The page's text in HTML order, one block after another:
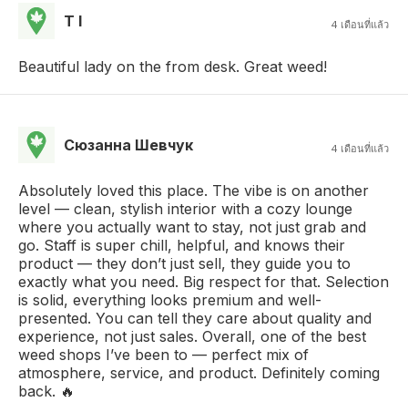
T I 4 เดือนที่แล้ว
Beautiful lady on the from desk. Great weed!
Сюзанна Шевчук 4 เดือนที่แล้ว
Absolutely loved this place. The vibe is on another
level — clean, stylish interior with a cozy lounge
where you actually want to stay, not just grab and
go. Staff is super chill, helpful, and knows their
product — they don’t just sell, they guide you to
exactly what you need. Big respect for that. Selection
is solid, everything looks premium and well-
presented. You can tell they care about quality and
experience, not just sales. Overall, one of the best
weed shops I’ve been to — perfect mix of
atmosphere, service, and product. Definitely coming
back. 🔥